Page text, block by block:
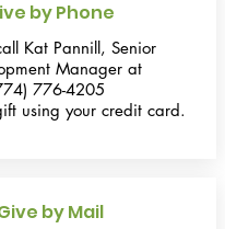
by Phone
Kat Pannill, Senior
Manager at
776-4205
using your credit card.
by Mail